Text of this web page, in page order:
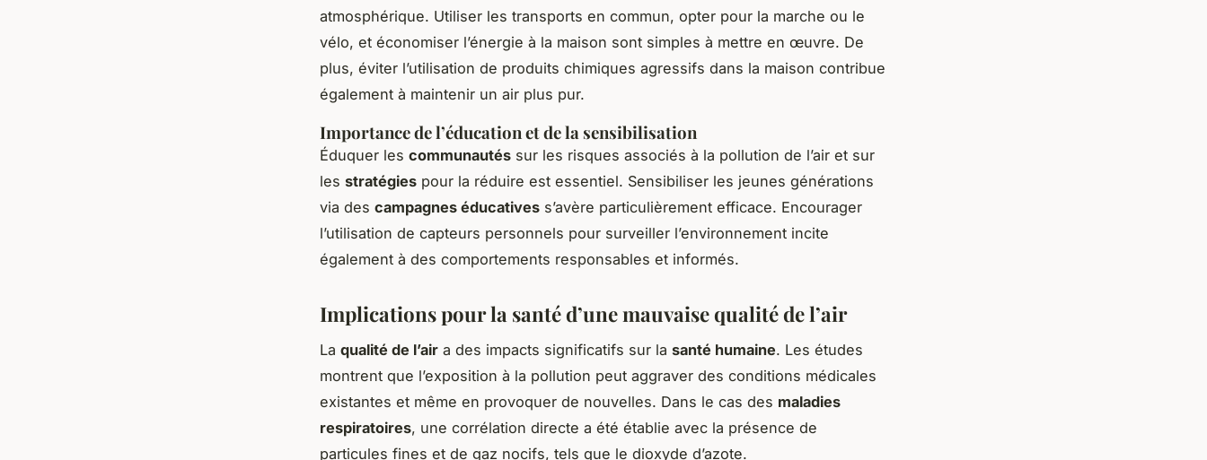
atmosphérique. Utiliser les transports en commun, opter pour la marche ou le
vélo, et économiser l’énergie à la maison sont simples à mettre en œuvre. De
plus, éviter l’utilisation de produits chimiques agressifs dans la maison contribue
également à maintenir un air plus pur.
Importance de l’éducation et de la sensibilisation
Éduquer les communautés sur les risques associés à la pollution de l’air et sur
les stratégies pour la réduire est essentiel. Sensibiliser les jeunes générations
via des campagnes éducatives s’avère particulièrement efficace. Encourager
l’utilisation de capteurs personnels pour surveiller l’environnement incite
également à des comportements responsables et informés.
Implications pour la santé d’une mauvaise qualité de l’air
La qualité de l’air a des impacts significatifs sur la santé humaine. Les études
montrent que l’exposition à la pollution peut aggraver des conditions médicales
existantes et même en provoquer de nouvelles. Dans le cas des maladies
respiratoires, une corrélation directe a été établie avec la présence de
particules fines et de gaz nocifs, tels que le dioxyde d’azote.